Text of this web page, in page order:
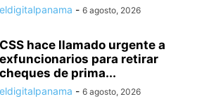
eldigitalpanama - 6 agosto, 2026
CSS hace llamado urgente a
exfuncionarios para retirar
cheques de prima...
eldigitalpanama - 6 agosto, 2026